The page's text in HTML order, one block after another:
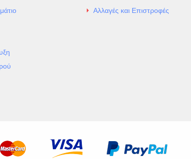
Αλλαγές και Επιστροφές